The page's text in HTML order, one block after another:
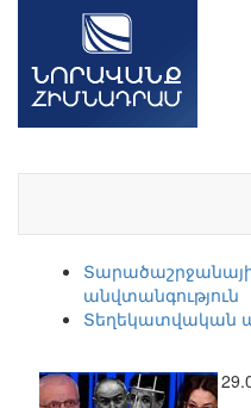
անվտանգություն
Տեղեկատվական